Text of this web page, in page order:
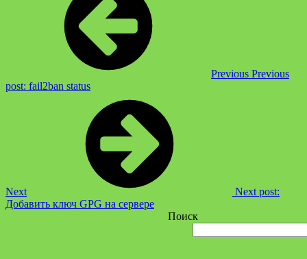
Previous Previous
post: fail2ban status
Next
Next post:
Добавить ключ GPG на сервере
Поиск